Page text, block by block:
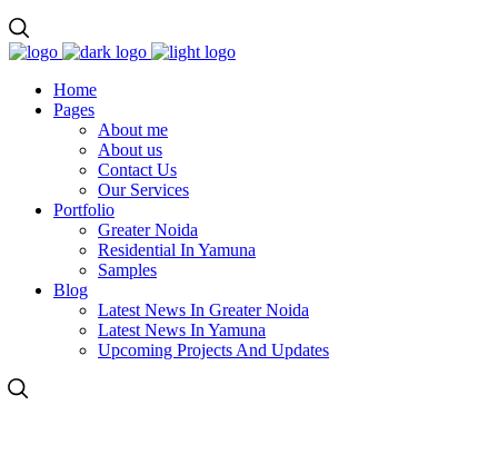
Home
Pages
About me
About us
Contact Us
Our Services
Portfolio
Greater Noida
Residential In Yamuna
Samples
Blog
Latest News In Greater Noida
Latest News In Yamuna
Upcoming Projects And Updates